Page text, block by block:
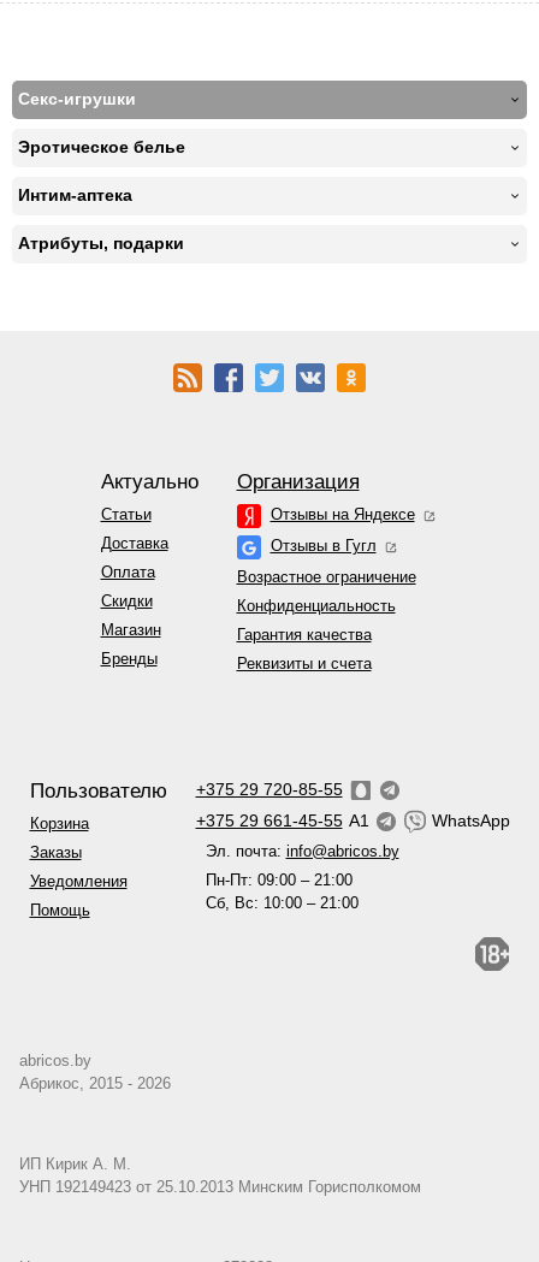
Секс-игрушки
Эротическое белье
Интим-аптека
Атрибуты, подарки
Актуально
Статьи
Доставка
Оплата
Скидки
Магазин
Бренды
Организация
Отзывы на Яндексе
Отзывы в Гугл
Возрастное ограничение
Конфиденциальность
Гарантия качества
Реквизиты и счета
Пользователю
Корзина
Заказы
Уведомления
Помощь
+375 29 720-85-55
+375 29 661-45-55 A1 WhatsApp
Эл. почта: info@abricos.by
Пн-Пт: 09:00 – 21:00
Сб, Вс: 10:00 – 21:00
abricos.by
Абрикос, 2015 - 2026
ИП Кирик А. М.
УНП 192149423 от 25.10.2013 Минским Горисполкомом